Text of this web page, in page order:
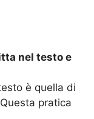
nel testo e
è quella di
pratica